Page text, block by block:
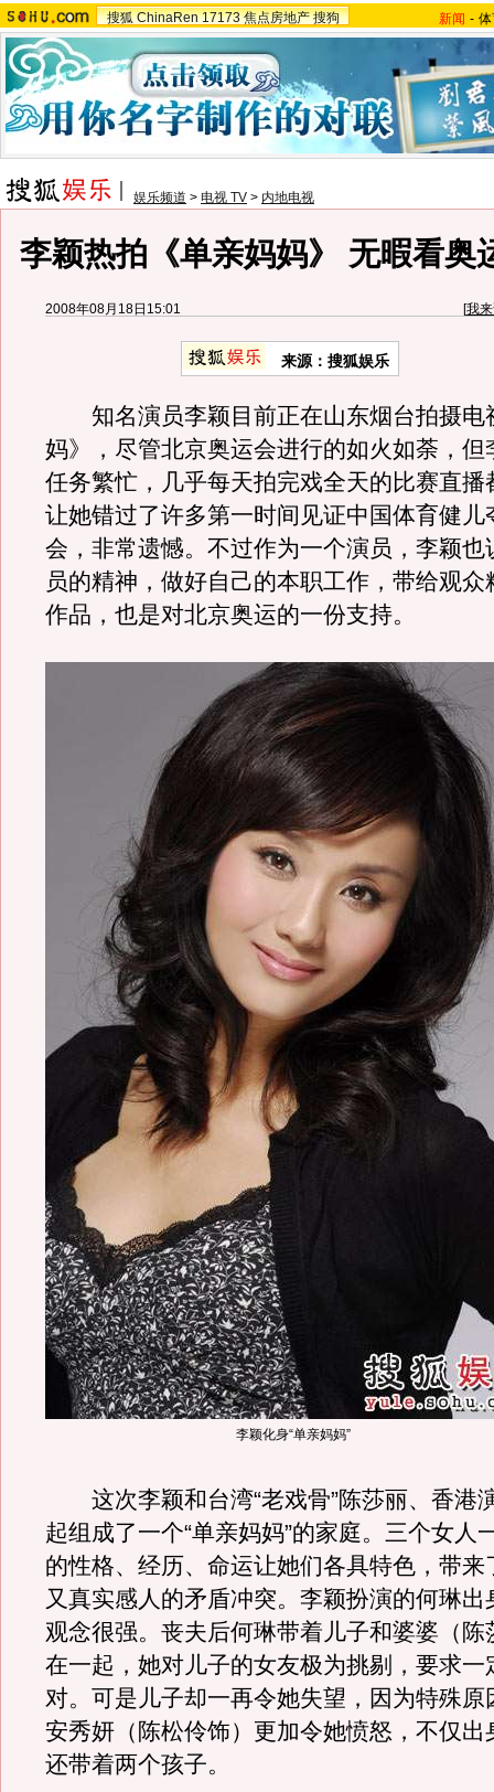
搜狐 ChinaRen 17173 焦点房地产 搜狗 新闻 -
娱乐频道 > 电视 TV > 内地电视
李颖热拍《单亲妈妈》 无暇看奥
2008年08月18日15:01 [我
来源：搜狐娱乐
知名演员李颖目前正在山东烟台拍摄电
妈》，尽管北京奥运会进行的如火如荼，但
任务繁忙，几乎每天拍完戏全天的比赛直播
让她错过了许多第一时间见证中国体育健儿
会，非常遗憾。不过作为一个演员，李颖也
员的精神，做好自己的本职工作，带给观众
作品，也是对北京奥运的一份支持。
李颖化身“单亲妈妈”
这次李颖和台湾“老戏骨”陈莎丽、香港
起组成了一个“单亲妈妈”的家庭。三个女人
的性格、经历、命运让她们各具特色，带来
又真实感人的矛盾冲突。李颖扮演的何琳出
观念很强。丧夫后何琳带着儿子和婆婆（陈
在一起，她对儿子的女友极为挑剔，要求一
对。可是儿子却一再令她失望，因为特殊原
安秀妍（陈松伶饰）更加令她愤怒，不仅出
还带着两个孩子。